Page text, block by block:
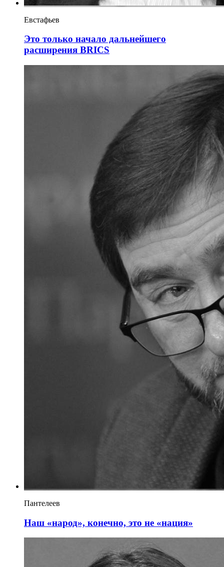
Евстафьев
Это только начало дальнейшего
расширения BRICS
Пантелеев
Наш «народ», конечно, это не «нация»